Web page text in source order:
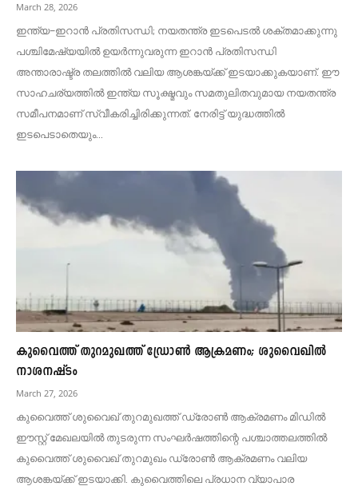
March 28, 2026
ഇന്ത്യ–ഇറാൻ പ്രതിസന്ധി; നയതന്ത്ര ഇടപെടൽ ശക്തമാക്കുന്നു
പശ്ചിമേഷ്യയിൽ ഉയർന്നുവരുന്ന ഇറാൻ പ്രതിസന്ധി
അന്താരാഷ്ട്ര തലത്തിൽ വലിയ ആശങ്കയ്ക്ക് ഇടയാക്കുകയാണ്. ഈ
സാഹചര്യത്തിൽ ഇന്ത്യ സൂക്ഷ്മവും സമതുലിതവുമായ നയതന്ത്ര
സമീപനമാണ് സ്വീകരിച്ചിരിക്കുന്നത്. നേരിട്ട് യുദ്ധത്തിൽ
ഇടപെടാതെയും...
കുവൈത്ത് തുറമുഖത്ത് ഡ്രോൺ ആക്രമണം; ശുവൈഖിൽ
നാശനഷ്ടം
March 27, 2026
കുവൈത്ത് ശുവൈഖ് തുറമുഖത്ത് ഡ്രോൺ ആക്രമണം മിഡിൽ
ഈസ്റ്റ് മേഖലയിൽ തുടരുന്ന സംഘർഷത്തിന്റെ പശ്ചാത്തലത്തിൽ
കുവൈത്ത് ശുവൈഖ് തുറമുഖം ഡ്രോൺ ആക്രമണം വലിയ
ആശങ്കയ്ക്ക് ഇടയാക്കി. കുവൈത്തിലെ പ്രധാന വ്യാപാര